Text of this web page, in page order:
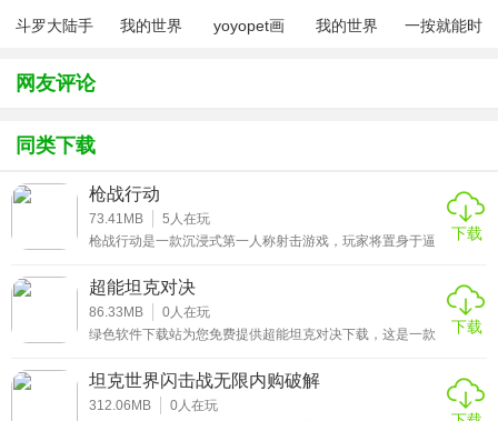
斗罗大陆手
限钻石
我的世界
yoyopet画
我的世界
一按就能时
网友评论
同类下载
枪战行动
73.41MB 5 人在玩
枪战行动是一款沉浸式第一人称射击游戏，玩家将置身于逼
元化的现代冲突场景，玩家需完成各种任务，如解救人质、
摧毁敌方据点或参与团队竞技，每个任务都充满策略性和快
节奏动作。
下载
超能坦克对决
86.33MB 0人在玩
绿色软件下载站为您免费提供超能坦克对决下载，这是一款
家将驾驶各具特色的超能坦克，在未来战场展开激烈对抗，
体验策略搭配与操作技巧的双重挑战。游戏凭借丰富的坦克
类型、多样化的战斗地图以及创新的技能系统，吸引了众多
下载
坦克世界闪击战无限内购破解
312.06MB 0人在玩